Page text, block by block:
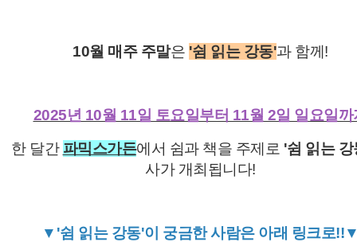
10월 매주 주말은 '쉼 읽는 강동'과 함께!
2025년 10월 11일 토요일부터 11월 2일 일요일까
한 달간 파믹스가든에서 쉼과 책을 주제로 '쉼 읽는 강
사가 개최됩니다!
▼'쉼 읽는 강동'이 궁금한 사람은 아래 링크로